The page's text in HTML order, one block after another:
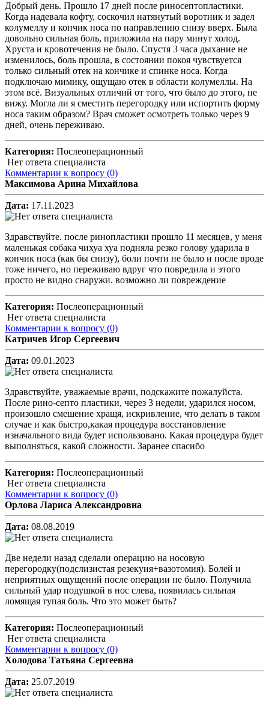
Добрый день. Прошло 17 дней после риносептопластики.
Когда надевала кофту, соскочил натянутый воротник и задел
колумеллу и кончик носа по направлению снизу вверх. Была
довольно сильная боль, приложила на пару минут холод.
Хруста и кровотечения не было. Спустя 3 часа дыхание не
изменилось, боль прошла, в состоянии покоя чувствуется
только сильный отек на кончике и спинке носа. Когда
подключаю мимику, ощущаю отек в области колумеллы. На
этом всё. Визуальных отличий от того, что было до этого, не
вижу. Могла ли я сместить перегородку или испортить форму
носа таким образом? Врач сможет осмотреть только через 9
дней, очень переживаю.
Категория: Послеоперационный
Нет ответа специалиста
Комментарии к вопросу (0)
Максимова Арина Михайлова
Дата: 17.11.2023
Здравствуйте. после ринопластики прошло 11 месяцев, у меня
маленькая собака чихуа хуа подняла резко голову ударила в
кончик носа (как бы снизу), боли почти не было и после вроде
тоже ничего, но переживаю вдруг что повредила и этого
просто не видно снаружи. возможно ли повреждение
Категория: Послеоперационный
Нет ответа специалиста
Комментарии к вопросу (0)
Катричев Игор Сергеевич
Дата: 09.01.2023
Здравствуйте, уважаемые врачи, подскажите пожалуйста.
После рино-септо пластики, через 3 недели, ударился носом,
произошло смешение хращя, искривление, что делать в таком
случае и как быстро,какая процедура восстановление
изначального вида будет использовано. Какая процедура будет
выполняться, какой сложности. Заранее спасибо
Категория: Послеоперационный
Нет ответа специалиста
Комментарии к вопросу (0)
Орлова Лариса Александровна
Дата: 08.08.2019
Две недели назад сделали операцию на носовую
перегородку(подслизистая резекуия+вазотомия). Болей и
неприятных ощущений после операции не было. Получила
сильный удар подушкой в нос слева, появилась сильная
ломящая тупая боль. Что это может быть?
Категория: Послеоперационный
Нет ответа специалиста
Комментарии к вопросу (0)
Холодова Татьяна Сергеевна
Дата: 25.07.2019